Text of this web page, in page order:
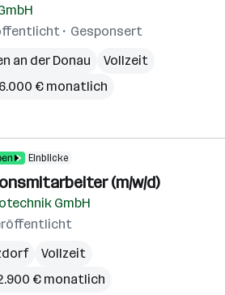
Gesponsert
an der Donau
Vollzeit
€ monatlich
Einblicke
(m/w/d)
GmbH
Vollzeit
€ monatlich